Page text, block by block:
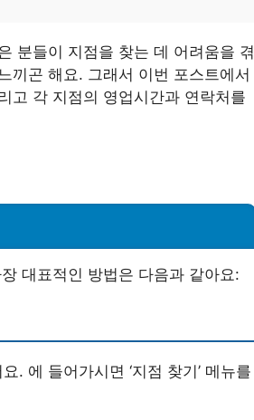
분들이 지점을 찾는 데 어려움을 겪
끼곤 해요. 그래서 이번 포스트에서
고 각 지점의 영업시간과 연락처를
대표적인 방법은 다음과 같아요:
. 에 들어가시면 ‘지점 찾기’ 메뉴를